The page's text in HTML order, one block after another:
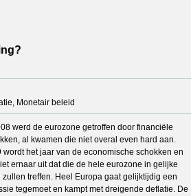
Monetair beleid
werd de eurozone getroffen door financiële
al kwamen die niet overal even hard aan.
wordt het jaar van de economische schokken en
ernaar uit dat die de hele eurozone in gelijke
zullen treffen. Heel Europa gaat gelijktijdig een
tegemoet en kampt met dreigende deflatie. De